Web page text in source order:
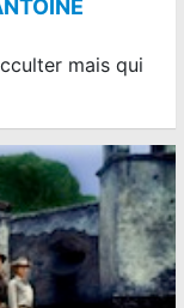
mais qui